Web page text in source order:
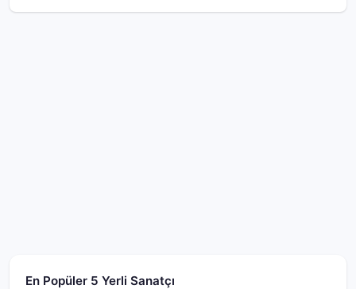
En Popüler 5 Yerli Sanatçı